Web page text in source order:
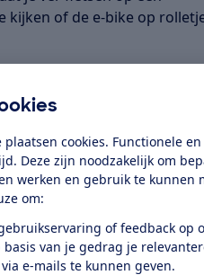
plaatsen cookies. Functionele
Deze zijn noodzakelijk om
werken en gebruik te kunnen
om:
of feedback op
basis van je gedrag je
e-mails te kunnen geven.
kijken of de e-bike op